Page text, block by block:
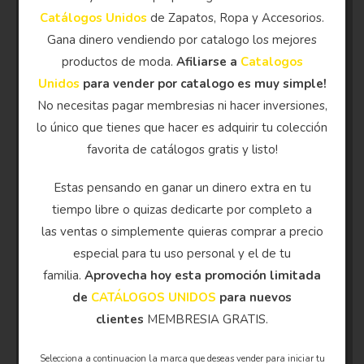
Catálogos Unidos de Zapatos, Ropa y Accesorios.
Gana dinero vendiendo por catalogo los mejores
productos de moda. Afiliarse a Catalogos
Unidos para vender por catalogo es muy simple!
No necesitas pagar membresias ni hacer inversiones,
lo único que tienes que hacer es adquirir tu colección
favorita de catálogos gratis y listo!
Estas pensando en ganar un dinero extra en tu
tiempo libre o quizas dedicarte por completo a
las ventas o simplemente quieras comprar a precio
especial para tu uso personal y el de tu
familia.Aprovecha hoy esta promoción limitada
de CATÁLOGOS UNIDOS para nuevos
clientes MEMBRESIA GRATIS.
Selecciona a continuacion la marca que deseas vender para iniciar tu